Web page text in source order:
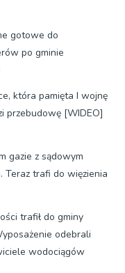
gotowe do
po gminie
która pamięta I wojnę
przebudowę [WIDEO]
gazie z sądowym
Teraz trafi do więzienia
trafił do gminy
odebrali
wodociągów